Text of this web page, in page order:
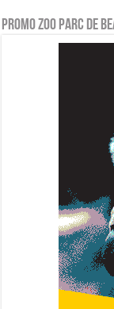
PROMO ZOO PARC DE